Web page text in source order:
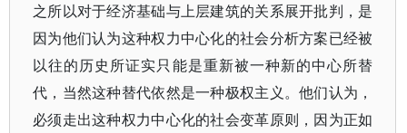
之所以对于经济基础与上层建筑的关系展开批判，是
因为他们认为这种权力中心化的社会分析方案已经被
以往的历史所证实只能是重新被一种新的中心所替
代，当然这种替代依然是一种极权主义。他们认为，
必须走出这种权力中心化的社会变革原则，因为正如